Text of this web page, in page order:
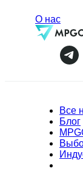
О нас
Все
Блог